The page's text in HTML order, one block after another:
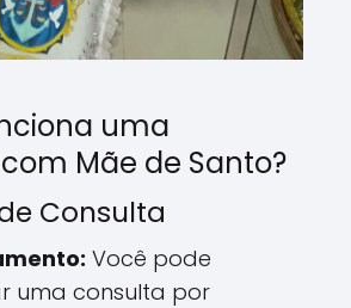
uma
Mãe de Santo?
Consulta
Você pode
uma consulta por